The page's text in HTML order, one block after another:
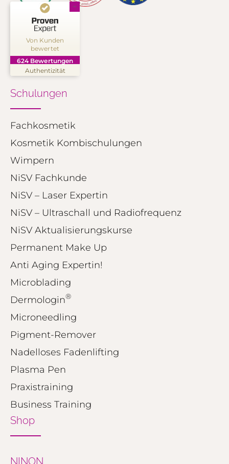
Von Kunden
bewertet
624 Bewertungen
Authentizität
Kundenbewertungen und Erfahrungen zu
NINON Kosmetik Akademie
SEHR GUT
374
anderen Quellen
Blick aufs ProvenExpert-Profil werfen
Schulungen
Fachkosmetik
Kosmetik Kombischulungen
Wimpern
NiSV Fachkunde
NiSV – Laser Expertin
NiSV – Ultraschall und Radiofrequenz
NiSV Aktualisierungskurse
Permanent Make Up
Anti Aging Expertin!
Microblading
Dermologin®
Microneedling
Pigment-Remover
Nadelloses Fadenlifting
Plasma Pen
Praxistraining
Business Training
Shop
NINON